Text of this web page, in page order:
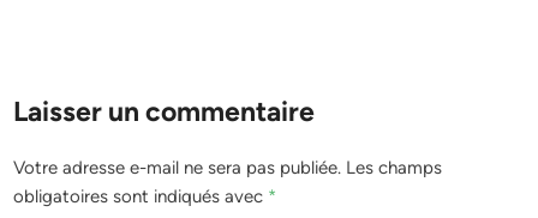
Laisser un commentaire
Votre adresse e-mail ne sera pas publiée. Les champs
obligatoires sont indiqués avec *